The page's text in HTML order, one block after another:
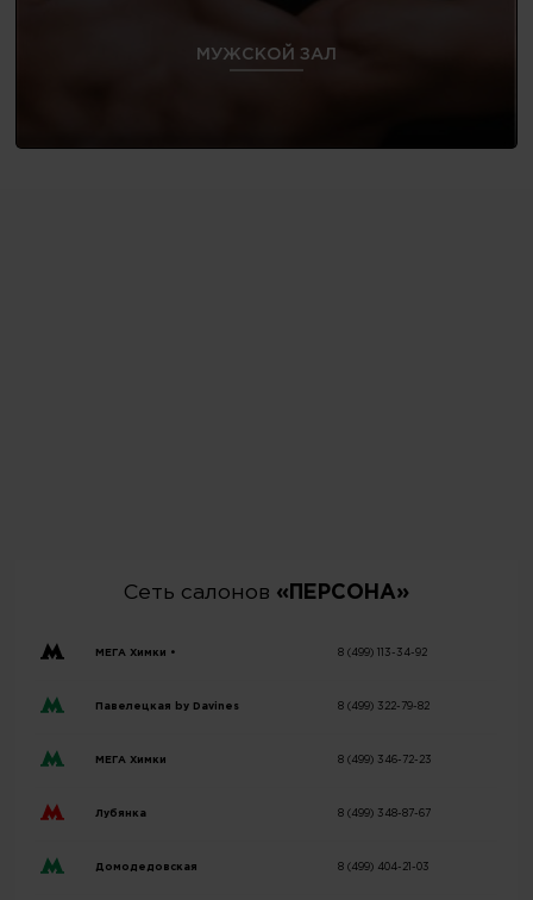
МУЖСКОЙ ЗАЛ
Сеть салонов «ПЕРСОНА»
МЕГА Химки • 8 (499) 113-34-92
Павелецкая by Davines 8 (499) 322-79-82
МЕГА Химки 8 (499) 346-72-23
Лубянка 8 (499) 348-87-67
Домодедовская 8 (499) 404-21-03